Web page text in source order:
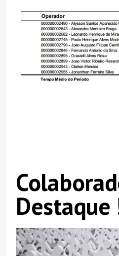
Destaque